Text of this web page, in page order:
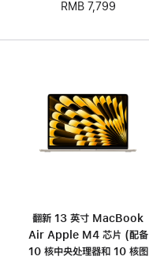
RMB 7,799
翻新 13 英寸 MacBook
Air Apple M4 芯片 (配备
10 核中央处理器和 10 核图